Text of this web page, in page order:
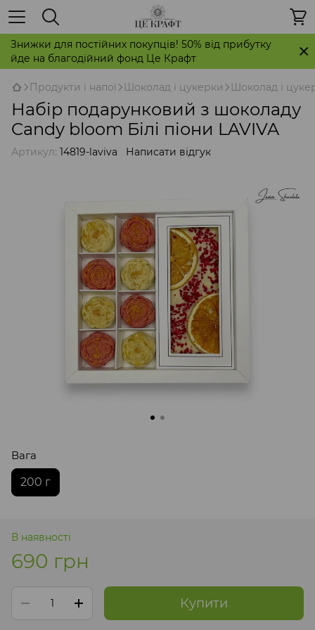
Знижки для постійних покупців! 50% від прибутку
йде на благодійний фонд Це Крафт
Продукти і напої Шоколад і цукерки Шоколад і
Набір подарунковий з шоколаду
Candy bloom Білі піони LAVIVA
Артикул: 14819-laviva Написати відгук
Вага
200 г
В наявності
690 грн
Купити